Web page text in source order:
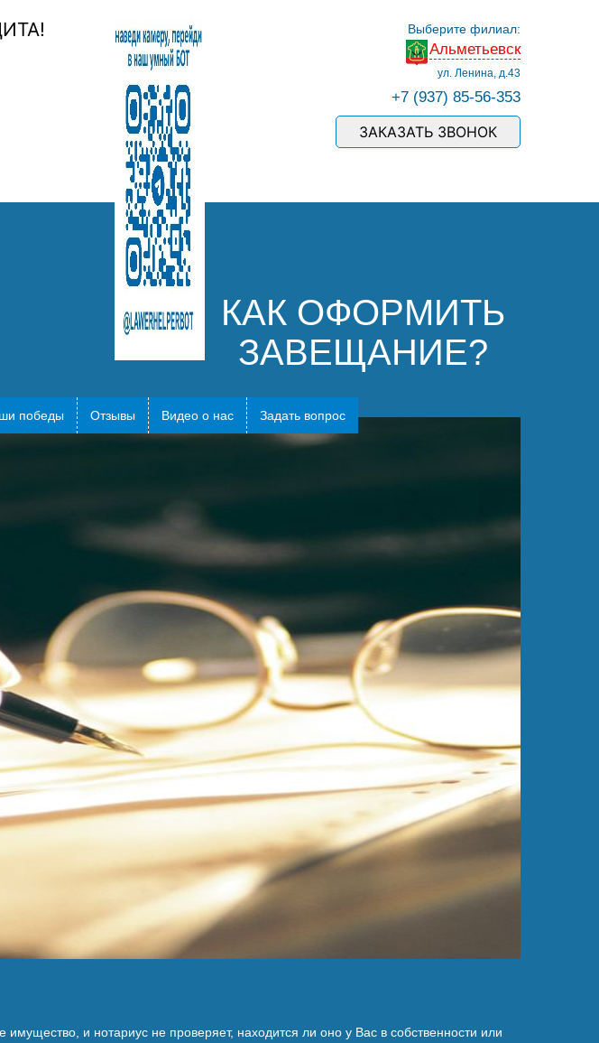
Выберите филиал:
Альметьевск
ул. Ленина, д.43
+7 (937) 85-56-353
ЗАКАЗАТЬ ЗВОНОК
победы Отзывы Видео о нас Задать вопрос
КАК ОФОРМИТЬ
ЗАВЕЩАНИЕ?
и нотариус не проверяет, находится ли оно у Вас в собственности или